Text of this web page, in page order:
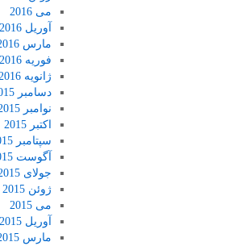
می 2016
آوریل 2016
مارس 2016
فوریه 2016
ژانویه 2016
دسامبر 2015
نوامبر 2015
اکتبر 2015
سپتامبر 2015
آگوست 2015
جولای 2015
ژوئن 2015
می 2015
آوریل 2015
مارس 2015